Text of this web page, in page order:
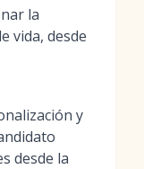
la
vida, desde
y
desde la